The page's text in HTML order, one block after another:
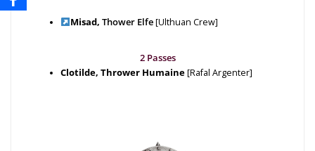
Misad,Thower Elfe[Ulthuan Crew]
2 Passes
Clotilde, Thrower Humaine[Rafal Argenter]